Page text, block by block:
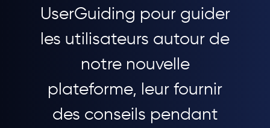
UserGuiding pour guider
les utilisateurs autour de
notre nouvelle
plateforme, leur fournir
des conseils pendant